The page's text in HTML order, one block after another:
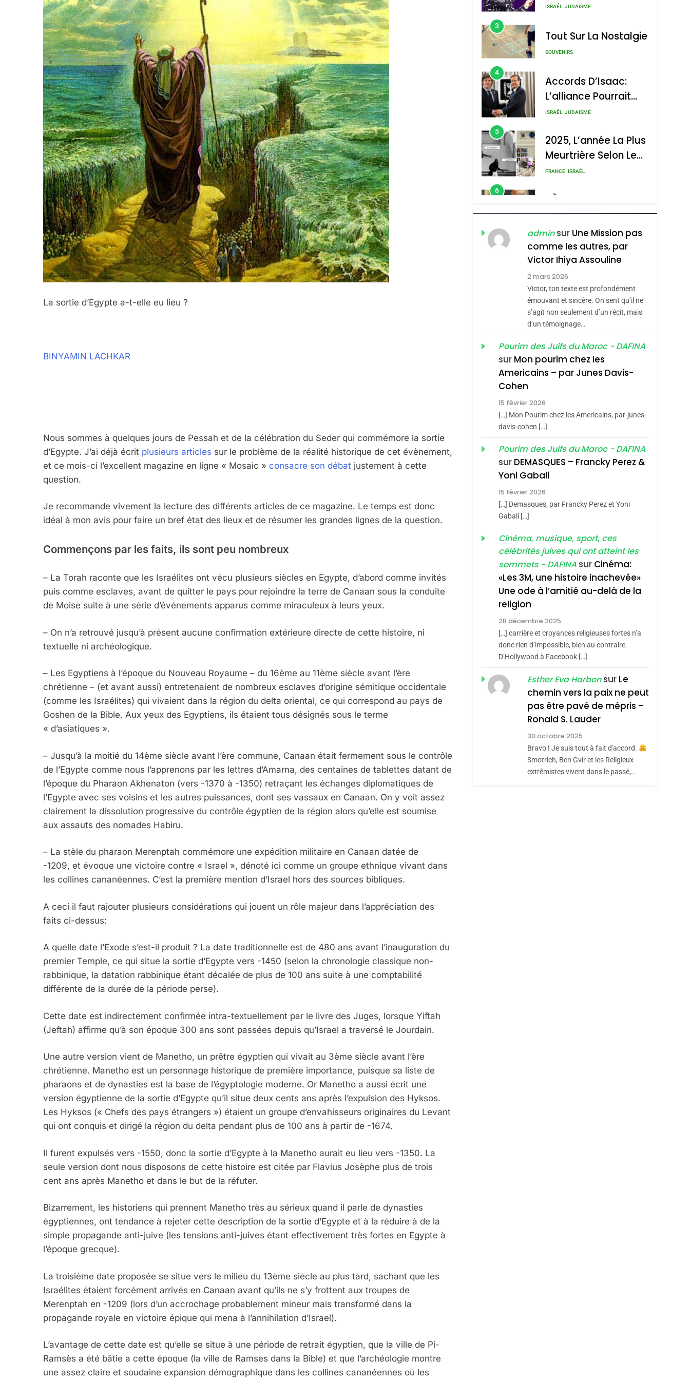
La sortie d’Egypte a-t-elle eu lieu ?
BINYAMIN LACHKAR
Nous sommes à quelques jours de Pessah et de la célébration du Seder qui commémore la sortie
d’Egypte. J’ai déjà écrit plusieurs articles sur le problème de la réalité historique de cet évènement,
et ce mois-ci l’excellent magazine en ligne « Mosaic » consacre son débat justement à cette
question.
Je recommande vivement la lecture des différents articles de ce magazine. Le temps est donc
idéal à mon avis pour faire un bref état des lieux et de résumer les grandes lignes de la question.
Commençons par les faits, ils sont peu nombreux
– La Torah raconte que les Israélites ont vécu plusieurs siècles en Egypte, d’abord comme invités
puis comme esclaves, avant de quitter le pays pour rejoindre la terre de Canaan sous la conduite
de Moise suite à une série d’évènements apparus comme miraculeux à leurs yeux.
– On n’a retrouvé jusqu’à présent aucune confirmation extérieure directe de cette histoire, ni
textuelle ni archéologique.
– Les Egyptiens à l’époque du Nouveau Royaume – du 16ème au 11ème siècle avant l’ère
chrétienne – (et avant aussi) entretenaient de nombreux esclaves d’origine sémitique occidentale
(comme les Israélites) qui vivaient dans la région du delta oriental, ce qui correspond au pays de
Goshen de la Bible. Aux yeux des Egyptiens, ils étaient tous désignés sous le terme
« d’asiatiques ».
– Jusqu’à la moitié du 14ème siècle avant l’ère commune, Canaan était fermement sous le contrôle
de l’Egypte comme nous l’apprenons par les lettres d’Amarna, des centaines de tablettes datant de
l’époque du Pharaon Akhenaton (vers -1370 à -1350) retraçant les échanges diplomatiques de
l’Egypte avec ses voisins et les autres puissances, dont ses vassaux en Canaan. On y voit assez
clairement la dissolution progressive du contrôle égyptien de la région alors qu’elle est soumise
aux assauts des nomades Habiru.
– La stèle du pharaon Merenptah commémore une expédition militaire en Canaan datée de
-1209, et évoque une victoire contre « Israel », dénoté ici comme un groupe ethnique vivant dans
les collines cananéennes. C’est la première mention d’Israel hors des sources bibliques.
A ceci il faut rajouter plusieurs considérations qui jouent un rôle majeur dans l’appréciation des
faits ci-dessus:
A quelle date l’Exode s’est-il produit ? La date traditionnelle est de 480 ans avant l’inauguration du
premier Temple, ce qui situe la sortie d’Egypte vers -1450 (selon la chronologie classique non-
rabbinique, la datation rabbinique étant décalée de plus de 100 ans suite à une comptabilité
différente de la durée de la période perse).
Cette date est indirectement confirmée intra-textuellement par le livre des Juges, lorsque Yiftah
(Jeftah) affirme qu’à son époque 300 ans sont passées depuis qu’Israel a traversé le Jourdain.
Une autre version vient de Manetho, un prêtre égyptien qui vivait au 3ème siècle avant l’ère
chrétienne. Manetho est un personnage historique de première importance, puisque sa liste de
pharaons et de dynasties est la base de l’égyptologie moderne. Or Manetho a aussi écrit une
version égyptienne de la sortie d’Egypte qu’il situe deux cents ans après l’expulsion des Hyksos.
Les Hyksos (« Chefs des pays étrangers ») étaient un groupe d’envahisseurs originaires du Levant
qui ont conquis et dirigé la région du delta pendant plus de 100 ans à partir de -1674.
Il furent expulsés vers -1550, donc la sortie d’Egypte à la Manetho aurait eu lieu vers -1350. La
seule version dont nous disposons de cette histoire est citée par Flavius Josèphe plus de trois
cent ans après Manetho et dans le but de la réfuter.
Bizarrement, les historiens qui prennent Manetho très au sérieux quand il parle de dynasties
égyptiennes, ont tendance à rejeter cette description de la sortie d’Egypte et à la réduire à de la
simple propagande anti-juive (les tensions anti-juives étant effectivement très fortes en Egypte à
l’époque grecque).
La troisième date proposée se situe vers le milieu du 13ème siècle au plus tard, sachant que les
Israélites étaient forcément arrivés en Canaan avant qu’ils ne s’y frottent aux troupes de
Merenptah en -1209 (lors d’un accrochage probablement mineur mais transformé dans la
propagande royale en victoire épique qui mena à l’annihilation d’Israel).
L’avantage de cette date est qu’elle se situe à une période de retrait égyptien, que la ville de Pi-
Ramsès a été bâtie a cette époque (la ville de Ramses dans la Bible) et que l’archéologie montre
une assez claire et soudaine expansion démographique dans les collines cananéennes où les
Nouvelle Chanson De
ISRAÉL JUDAISME
3
Tout Sur La Nostalgie
SOUVENIRS
4
Accords D’Isaac:
L’alliance Pourrait
S’étendre À 13 Pays
ISRAÉL JUDAISME
5
2025, L’année La Plus
Meurtrière Selon Le
Rapport D’ADL
FRANCE ISRAÉL
6
FIÈRE, DIGNE ET
RÉSILIENTE :
POURQUOI JE
REVENDIQUE MA
JUDAÏTE Par Thérèse
Zrihen-Dvir
ISRAÉL JUDAISME
CE QUI NOUS
MANQUE – Jacques
Hadida
JUDAISME
Maroc : Les Amandes
De Tafraout, Le Miel
De Tadla Azilal
Consacrés Produits
Du Terroir
DAFINA MAROC
Oeil Ravageur –
2
Dis Guerre»: La
Nouvelle Chanson De
Boy George
ISRAÉL JUDAISME
Accords D’Isaac:
L’alliance Pourrait
S’étendre À 13 Pays
D’Amérique Latine
ISRAÉL JUDAISME
5
Meurtrière Selon Le
Rapport D’ADL
Contre
L’antisémitisme
FRANCE ISRAÉL
FIÈRE, DIGNE ET
RÉSILIENTE :
POURQUOI JE
REVENDIQUE MA
JUDAÏTE Par Thérèse
Zrihen-Dvir
ISRAÉL JUDAISME
CE QUI NOUS
MANQUE – Jacques
Hadida
JUDAISME
Maroc : Les Amandes
adminsur Une Mission pas
comme les autres, par
Victor Ihiya Assouline
2 mars 2026
Victor, ton texte est profondément
émouvant et sincère. On sent qu’il ne
s’agit non seulement d’un récit, mais
d’un témoignage…
Pourim des Juifs du Maroc - DAFINA
sur Mon pourim chez les
Americains – par Junes Davis-
Cohen
15 février 2026
[…] Mon Pourim chez les Americains, par-junes-
davis-cohen […]
Pourim des Juifs du Maroc - DAFINA
sur DEMASQUES – Francky Perez &
Yoni Gabali
15 février 2026
[…] Demasques, par Francky Perez et Yoni
Gabali […]
Cinéma, musique, sport, ces
célébrités juives qui ont atteint les
sommets - DAFINA sur Cinéma:
«Les 3M, une histoire inachevée»
Une ode à l’amitié au-delà de la
religion
28 décembre 2025
[…] carrière et croyances religieuses fortes n’a
donc rien d’impossible, bien au contraire.
D’Hollywood à Facebook […]
Esther Eva Harbonsur Le
chemin vers la paix ne peut
pas être pavé de mépris –
Ronald S. Lauder
30 octobre 2025
Bravo ! Je suis tout à fait d'accord.
Smotrich, Ben Gvir et les Religieux
extrêmistes vivent dans le passé,…